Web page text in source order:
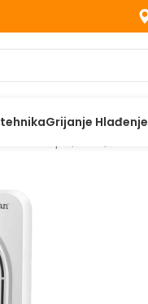
Grijanje Hlađenje